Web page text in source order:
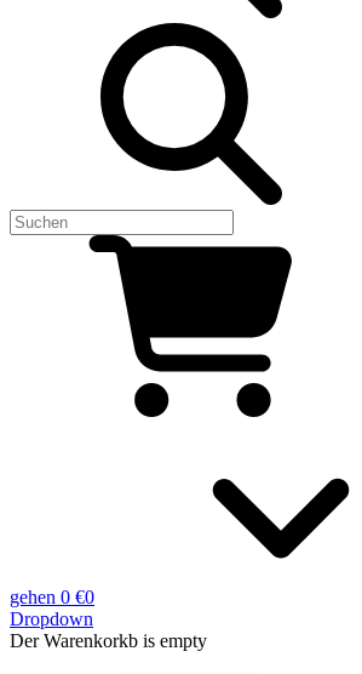
gehen 0 €0
Dropdown
Der Warenkorkb is empty